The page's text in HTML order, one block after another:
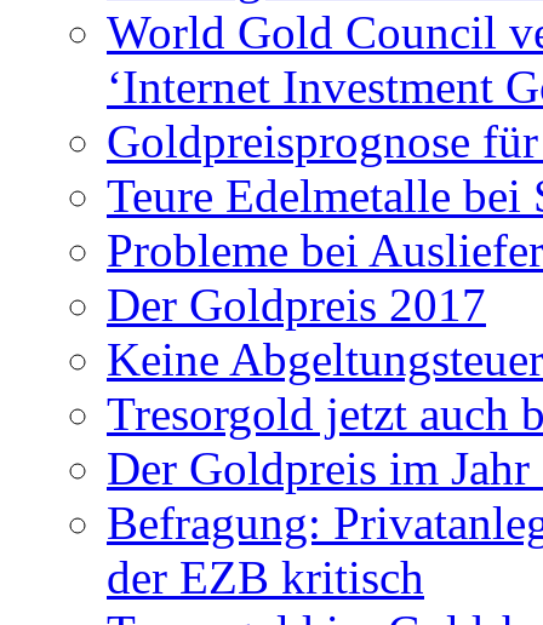
World Gold Council
‘Internet Investment
Goldpreisprognose
Teure Edelmetalle bei
Probleme bei
Der Goldpreis 2017
Keine
Tresorgold jetzt auch
Der Goldpreis im Jahr
Befragung:
der EZB kritisch